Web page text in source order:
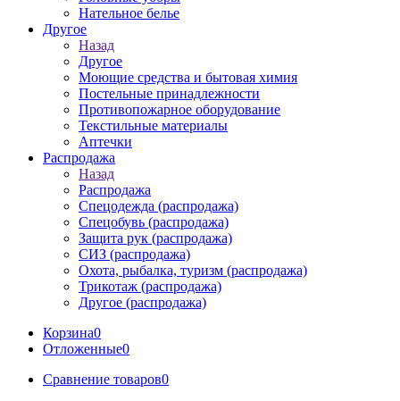
Нательное белье
Другое
Назад
Другое
Моющие средства и бытовая химия
Постельные принадлежности
Противопожарное оборудование
Текстильные материалы
Аптечки
Распродажа
Назад
Распродажа
Спецодежда (распродажа)
Спецобувь (распродажа)
Защита рук (распродажа)
СИЗ (распродажа)
Охота, рыбалка, туризм (распродажа)
Трикотаж (распродажа)
Другое (распродажа)
Корзина0
Отложенные0
Сравнение товаров0